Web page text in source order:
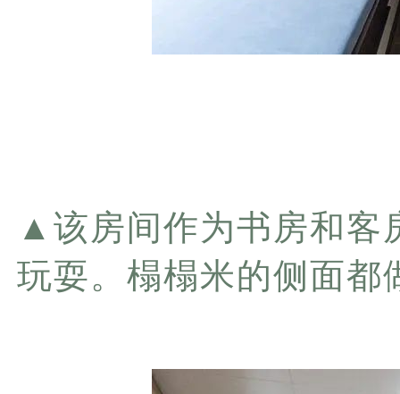
▲ 该房间作为书房和客
玩耍。榻榻米的侧面都